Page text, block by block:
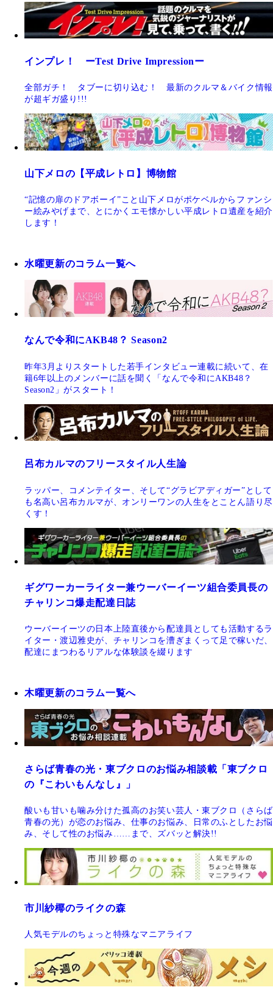
インプレ！ ーTest Drive Impressionー
全部ガチ！ タブーに切り込む！ 最新のクルマ＆バイク情報
が超ギガ盛り!!!
山下メロの【平成レトロ】博物館
“記憶の扉のドアボーイ”こと山下メロがポケベルからファンシ
ー絵みやげまで、とにかくエモ懐かしい平成レトロ遺産を紹介
します！
水曜更新のコラム一覧へ
なんで令和にAKB48？ Season2
昨年3月よりスタートした若手インタビュー連載に続いて、在
籍6年以上のメンバーに話を聞く「なんで令和にAKB48？
Season2」がスタート！
呂布カルマのフリースタイル人生論
ラッパー、コメンテイター、そして“グラビアディガー”として
も名高い呂布カルマが、オンリーワンの人生をとことん語り尽
くす！
ギグワーカーライター兼ウーバーイーツ組合委員長の
チャリンコ爆走配達日誌
ウーバーイーツの日本上陸直後から配達員としても活動するラ
イター・渡辺雅史が、チャリンコを漕ぎまくって足で稼いだ、
配達にまつわるリアルな体験談を綴ります
木曜更新のコラム一覧へ
さらば青春の光・東ブクロのお悩み相談載「東ブクロ
の『こわいもんなし』」
酸いも甘いも噛み分けた孤高のお笑い芸人・東ブクロ（さらば
青春の光）が恋のお悩み、仕事のお悩み、日常のふとしたお悩
み、そして性のお悩み……まで、ズバッと解決!!
市川紗椰のライクの森
人気モデルのちょっと特殊なマニアライフ